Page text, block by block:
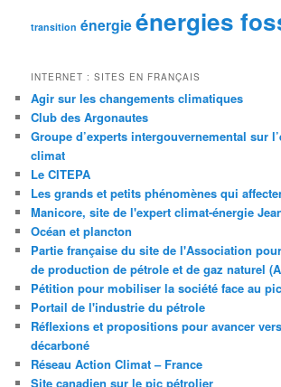
transition énergieénergies
INTERNET : SITES EN FRANÇAIS
Agir sur les changements climatiques
Club des Argonautes
Groupe d’experts intergouvernemental sur
climat
Le CITEPA
Les grands et petits phénomènes qui
Manicore, site de l'expert climat-énergie
Océan et plancton
Partie française du site de l'Association
de production de pétrole et de gaz naturel
Pétition pour mobiliser la société face au
Portail de l'industrie du pétrole
Réflexions et propositions pour avancer
décarboné
Réseau Action Climat – France
Site canadien sur le pic pétrolier